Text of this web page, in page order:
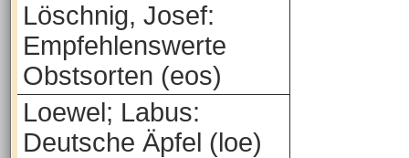
Löschnig, Josef:
Empfehlenswerte
Obstsorten (eos)
Loewel; Labus:
Deutsche Äpfel (loe)